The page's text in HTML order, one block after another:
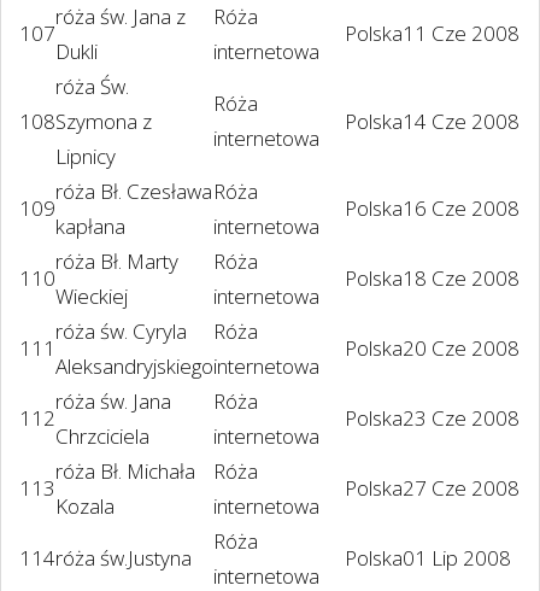
107
róża św. Jana z
Dukli
Róża
internetowa
Polska11 Cze 2008
108
róża Św.
Szymona z
Lipnicy
Róża
internetowa
Polska14 Cze 2008
109
róża Bł. Czesława
kapłana
Róża
internetowa
Polska16 Cze 2008
110
róża Bł. Marty
Wieckiej
Róża
internetowa
Polska18 Cze 2008
111
róża św. Cyryla
Aleksandryjskiego
Róża
internetowa
Polska20 Cze 2008
112
róża św. Jana
Chrzciciela
Róża
internetowa
Polska23 Cze 2008
113
róża Bł. Michała
Kozala
Róża
internetowa
Polska27 Cze 2008
114róża św.Justyna
Róża
internetowa
Polska01 Lip 2008